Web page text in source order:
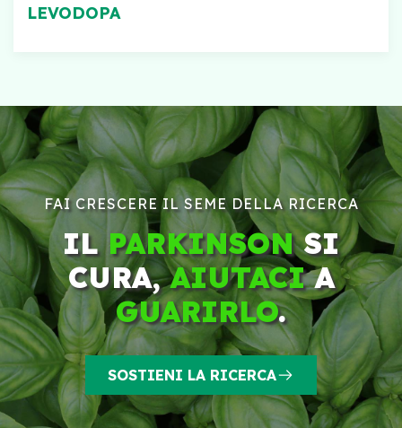
LEVODOPA
FAI CRESCERE IL SEME DELLA RICERCA
ILPARKINSONSI
CURA,AIUTACIA
GUARIRLO.
SOSTIENI LA RICERCA